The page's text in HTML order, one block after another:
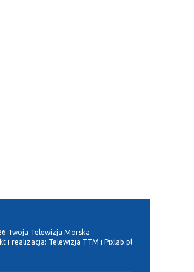
Twoja Telewizja Morska
i realizacja: Telewizja TTM i Pixlab.pl